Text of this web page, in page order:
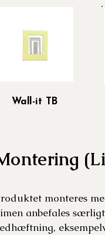
Wall-it TB
monteres
anbefales